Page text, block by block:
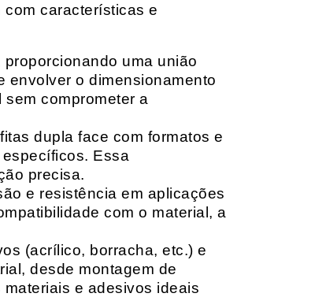
características e
uma união
envolver o dimensionamento
comprometer a
dupla face com formatos e
Essa
precisa.
e resistência em aplicações
com o material, a
(acrílico, borracha, etc.) e
desde montagem de
e adesivos ideais